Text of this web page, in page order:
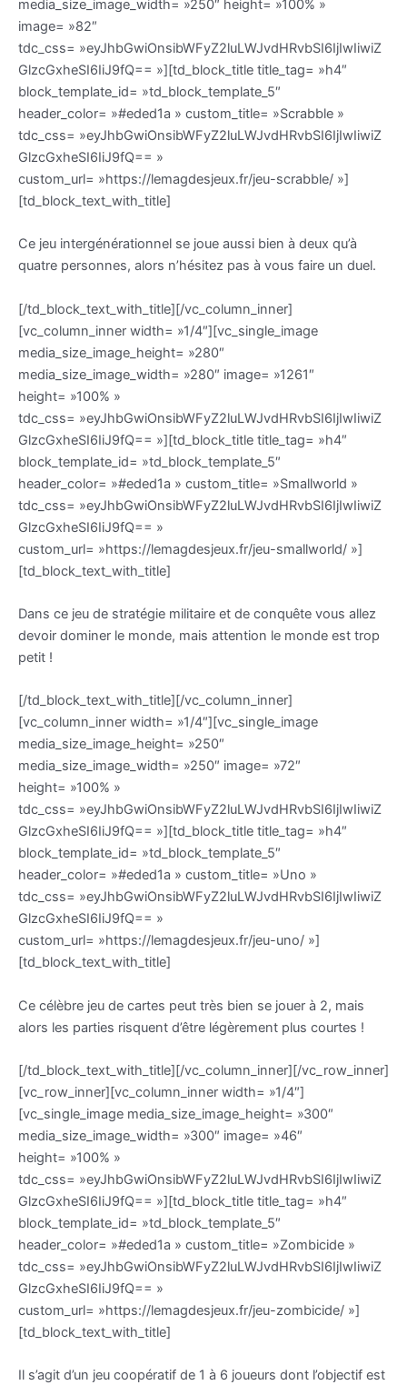
media_size_image_width= »250″ height= »100% »
image= »82″
tdc_css= »eyJhbGwiOnsibWFyZ2luLWJvdHRvbSI6IjIwIiwiZ
GlzcGxheSI6IiJ9fQ== »][td_block_title title_tag= »h4″
block_template_id= »td_block_template_5″
header_color= »#eded1a » custom_title= »Scrabble »
tdc_css= »eyJhbGwiOnsibWFyZ2luLWJvdHRvbSI6IjIwIiwiZ
GlzcGxheSI6IiJ9fQ== »
custom_url= »https://lemagdesjeux.fr/jeu-scrabble/ »]
[td_block_text_with_title]
Ce jeu intergénérationnel se joue aussi bien à deux qu’à
quatre personnes, alors n’hésitez pas à vous faire un duel.
[/td_block_text_with_title][/vc_column_inner]
[vc_column_inner width= »1/4″][vc_single_image
media_size_image_height= »280″
media_size_image_width= »280″ image= »1261″
height= »100% »
tdc_css= »eyJhbGwiOnsibWFyZ2luLWJvdHRvbSI6IjIwIiwiZ
GlzcGxheSI6IiJ9fQ== »][td_block_title title_tag= »h4″
block_template_id= »td_block_template_5″
header_color= »#eded1a » custom_title= »Smallworld »
tdc_css= »eyJhbGwiOnsibWFyZ2luLWJvdHRvbSI6IjIwIiwiZ
GlzcGxheSI6IiJ9fQ== »
custom_url= »https://lemagdesjeux.fr/jeu-smallworld/ »]
[td_block_text_with_title]
Dans ce jeu de stratégie militaire et de conquête vous allez
devoir dominer le monde, mais attention le monde est trop
petit !
[/td_block_text_with_title][/vc_column_inner]
[vc_column_inner width= »1/4″][vc_single_image
media_size_image_height= »250″
media_size_image_width= »250″ image= »72″
height= »100% »
tdc_css= »eyJhbGwiOnsibWFyZ2luLWJvdHRvbSI6IjIwIiwiZ
GlzcGxheSI6IiJ9fQ== »][td_block_title title_tag= »h4″
block_template_id= »td_block_template_5″
header_color= »#eded1a » custom_title= »Uno »
tdc_css= »eyJhbGwiOnsibWFyZ2luLWJvdHRvbSI6IjIwIiwiZ
GlzcGxheSI6IiJ9fQ== »
custom_url= »https://lemagdesjeux.fr/jeu-uno/ »]
[td_block_text_with_title]
Ce célèbre jeu de cartes peut très bien se jouer à 2, mais
alors les parties risquent d’être légèrement plus courtes !
[/td_block_text_with_title][/vc_column_inner][/vc_row_inner]
[vc_row_inner][vc_column_inner width= »1/4″]
[vc_single_image media_size_image_height= »300″
media_size_image_width= »300″ image= »46″
height= »100% »
tdc_css= »eyJhbGwiOnsibWFyZ2luLWJvdHRvbSI6IjIwIiwiZ
GlzcGxheSI6IiJ9fQ== »][td_block_title title_tag= »h4″
block_template_id= »td_block_template_5″
header_color= »#eded1a » custom_title= »Zombicide »
tdc_css= »eyJhbGwiOnsibWFyZ2luLWJvdHRvbSI6IjIwIiwiZ
GlzcGxheSI6IiJ9fQ== »
custom_url= »https://lemagdesjeux.fr/jeu-zombicide/ »]
[td_block_text_with_title]
Il s’agit d’un jeu coopératif de 1 à 6 joueurs dont l’objectif est